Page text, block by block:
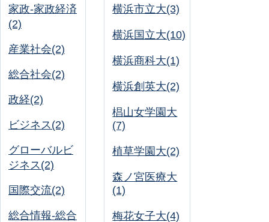
家政-家政経済
(2)
産業社会(2)
総合社会(2)
政経(2)
ビジネス(2)
グローバルビ
ジネス(2)
国際交流(2)
総合情報-総合
横浜市立大(3)
横浜国立大(10)
横浜商科大(1)
横浜創英大(2)
椙山女学園大
(7)
植草学園大(2)
森ノ宮医療大
(1)
梅花女子大(4)